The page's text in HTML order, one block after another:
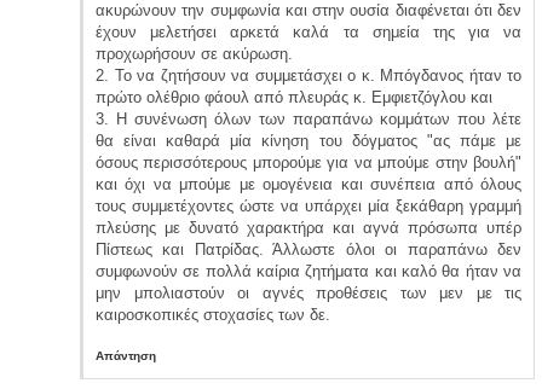
ακυρώνουν την συμφωνία και στην ουσία διαφένεται ότι δεν
έχουν μελετήσει αρκετά καλά τα σημεία της για να
προχωρήσουν σε ακύρωση.
2. Το να ζητήσουν να συμμετάσχει ο κ. Μπόγδανος ήταν το
πρώτο ολέθριο φάουλ από πλευράς κ. Εμφιετζόγλου και
3. Η συνένωση όλων των παραπάνω κομμάτων που λέτε
θα είναι καθαρά μία κίνηση του δόγματος "ας πάμε με
όσους περισσότερους μπορούμε για να μπούμε στην βουλή"
και όχι να μπούμε με ομογένεια και συνέπεια από όλους
τους συμμετέχοντες ώστε να υπάρχει μία ξεκάθαρη γραμμή
πλεύσης με δυνατό χαρακτήρα και αγνά πρόσωπα υπέρ
Πίστεως και Πατρίδας. Άλλωστε όλοι οι παραπάνω δεν
συμφωνούν σε πολλά καίρια ζητήματα και καλό θα ήταν να
μην μπολιαστούν οι αγνές προθέσεις των μεν με τις
καιροσκοπικές στοχασίες των δε.
Απάντηση